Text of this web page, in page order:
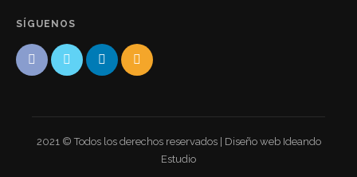
SÍGUENOS
2021 © Todos los derechos reservados | Diseño web Ideando
Estudio